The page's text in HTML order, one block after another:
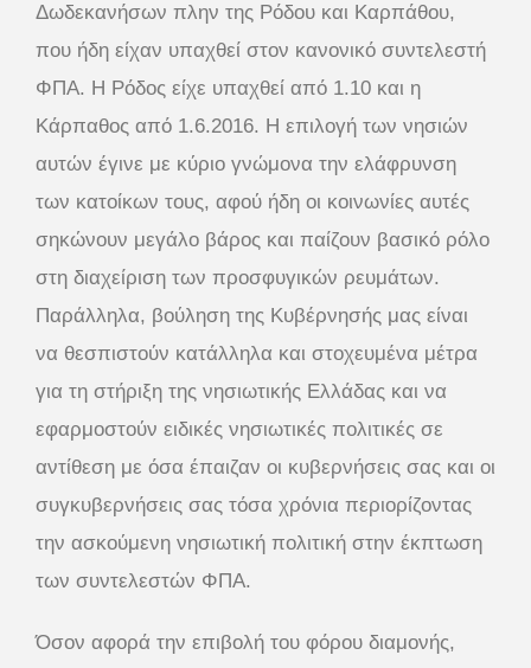
Δωδεκανήσων πλην της Ρόδου και Καρπάθου,
που ήδη είχαν υπαχθεί στον κανονικό συντελεστή
ΦΠΑ. Η Ρόδος είχε υπαχθεί από 1.10 και η
Κάρπαθος από 1.6.2016. Η επιλογή των νησιών
αυτών έγινε με κύριο γνώμονα την ελάφρυνση
των κατοίκων τους, αφού ήδη οι κοινωνίες αυτές
σηκώνουν μεγάλο βάρος και παίζουν βασικό ρόλο
στη διαχείριση των προσφυγικών ρευμάτων.
Παράλληλα, βούληση της Κυβέρνησής μας είναι
να θεσπιστούν κατάλληλα και στοχευμένα μέτρα
για τη στήριξη της νησιωτικής Ελλάδας και να
εφαρμοστούν ειδικές νησιωτικές πολιτικές σε
αντίθεση με όσα έπαιζαν οι κυβερνήσεις σας και οι
συγκυβερνήσεις σας τόσα χρόνια περιορίζοντας
την ασκούμενη νησιωτική πολιτική στην έκπτωση
των συντελεστών ΦΠΑ.
Όσον αφορά την επιβολή του φόρου διαμονής,